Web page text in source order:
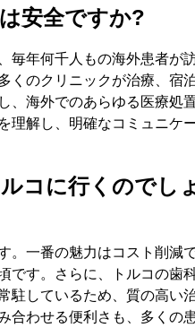
安全ですか?
毎年何千人もの海外患者が
くのクリニックが治療、宿
、海外でのあらゆる医療処
理解し、明確なコミュニケ
コに行くのでし
。一番の魅力はコスト削減
です。さらに、トルコの歯
駐しているため、質の高い
合わせる便利さも、多くの
ス